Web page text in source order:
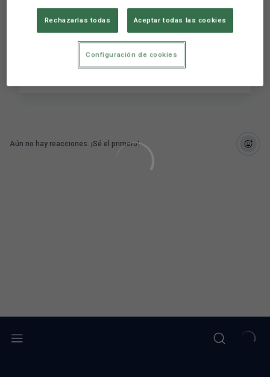
PRIMER EQUIPO
Levante Unión Deportiva Club de LaLiga
fundado en 1909 en la ciudad de Valencia.
SÍGUENOS para estar pendiente de ...
Aún no hay reacciones. ¡Sé el primero!
Rechazarlas todas Aceptar todas las cookies
Configuración de cookies